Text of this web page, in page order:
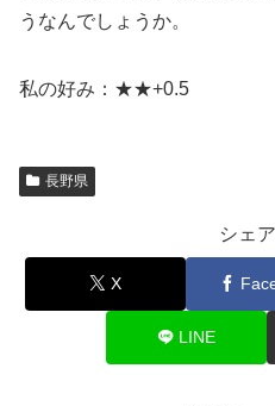
うなんでしょうか。
私の好み：★★+0.5
長野県
シェ
X
LINE